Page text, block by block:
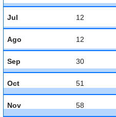
Jul 12
Ago 12
Sep 30
Oct 51
Nov 58